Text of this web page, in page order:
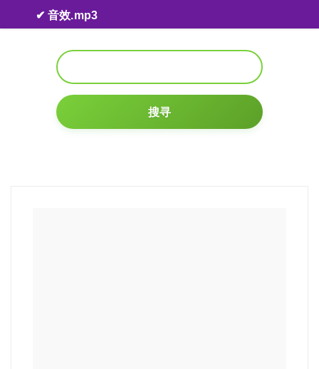
Skip to content
✔ 音效.mp3
搜寻